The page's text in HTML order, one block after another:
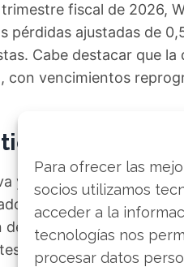
Para ofrecer las
socios utilizamos
acceder a la
tecnologías nos
procesar datos
fiscal de 2026,
pérdidas ajustadas de
Cabe destacar que
con vencimientos
entre los
y el saneamiento del
La recomendación
fuego llegará en
al segundo trimestre